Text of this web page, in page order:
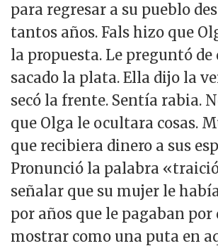
para regresar a su pueblo
tantos años. Fals hizo que
la propuesta. Le preguntó de
sacado la plata. Ella dijo la
secó la frente. Sentía rabia.
que Olga le ocultara cosas.
que recibiera dinero a sus
Pronunció la palabra
señalar que su mujer le
por años que le pagaban por
mostrar como una puta en